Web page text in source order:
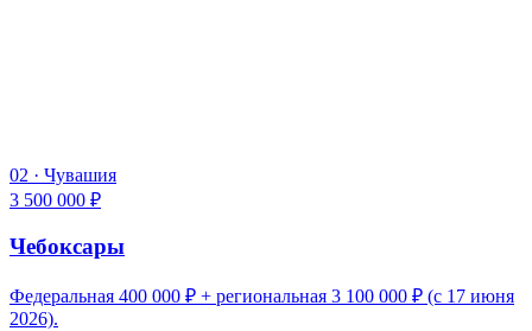
02 · Чувашия
3 500 000 ₽
Чебоксары
Федеральная 400 000 ₽ + региональная 3 100 000 ₽ (с 17 июня
2026).